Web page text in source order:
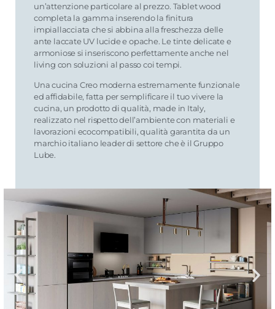
un’attenzione particolare al prezzo. Tablet wood
completa la gamma inserendo la finitura
impiallacciata che si abbina alla freschezza delle
ante laccate UV lucide e opache. Le tinte delicate e
armoniose si inseriscono perfettamente anche nel
living con soluzioni al passo coi tempi.
Una cucina Creo moderna estremamente funzionale
ed affidabile, fatta per semplificare il tuo vivere la
cucina, un prodotto di qualità, made in Italy,
realizzato nel rispetto dell’ambiente con materiali e
lavorazioni ecocompatibili, qualità garantita da un
marchio italiano leader di settore che è il Gruppo
Lube.